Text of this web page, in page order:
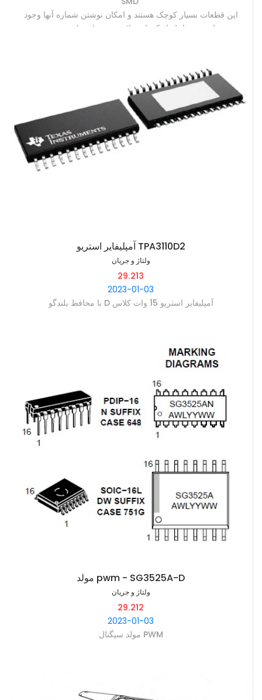
‫این قطعات بسیار کوچک هستند و امکان نوشتن شماره آنها وجود ندارد
آمپلیفایر استریو TPA3110D2
ولتاژ و جریان
29.213
2023-01-03
آمپلیفایر استریو 15 وات کلاس D با محافظ بلندگو
مولد pwm - SG3525A-D
ولتاژ و جریان
29.212
2023-01-03
مولد سیگنال PWM